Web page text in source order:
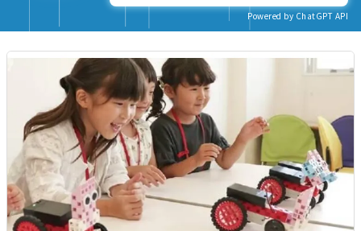
Powered by ChatGPT API